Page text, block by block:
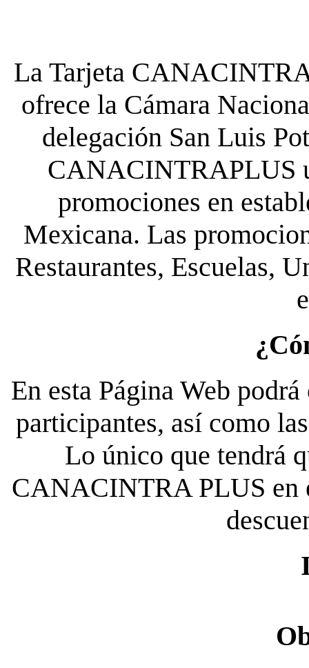
La Tarjeta
ofrece la Cámara
delegación San Luis
CANACINTRAPLUS
promociones en
Mexicana. Las
Restaurantes, Escuelas,
En esta Página Web
participantes, así como
Lo único que tendrá
CANACINTRA PLUS en